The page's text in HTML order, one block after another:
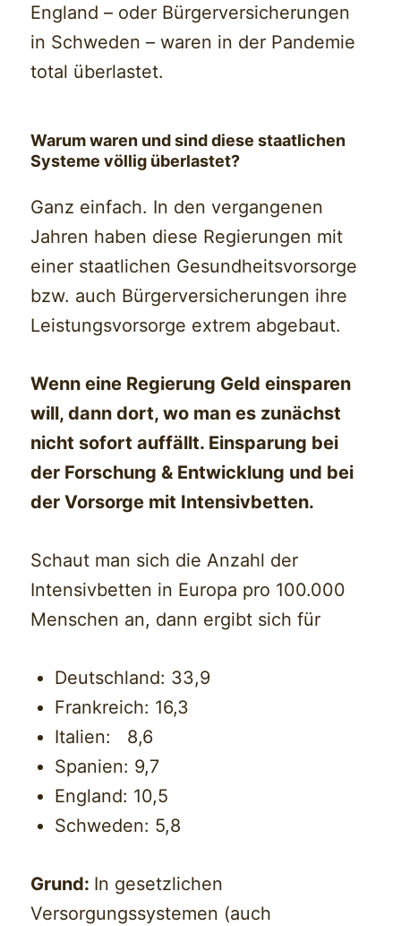
England – oder Bürgerversicherungen
in Schweden – waren in der Pandemie
total überlastet.
Warum waren und sind diese staatlichen
Systeme völlig überlastet?
Ganz einfach. In den vergangenen
Jahren haben diese Regierungen mit
einer staatlichen Gesundheitsvorsorge
bzw. auch Bürgerversicherungen ihre
Leistungsvorsorge extrem abgebaut.
Wenn eine Regierung Geld einsparen
will, dann dort, wo man es zunächst
nicht sofort auffällt. Einsparung bei
der Forschung & Entwicklung und bei
der Vorsorge mit Intensivbetten.
Schaut man sich die Anzahl der
Intensivbetten in Europa pro 100.000
Menschen an, dann ergibt sich für
Deutschland: 33,9
Frankreich: 16,3
Italien: 8,6
Spanien: 9,7
England: 10,5
Schweden: 5,8
Grund: In gesetzlichen
Versorgungssystemen (auch